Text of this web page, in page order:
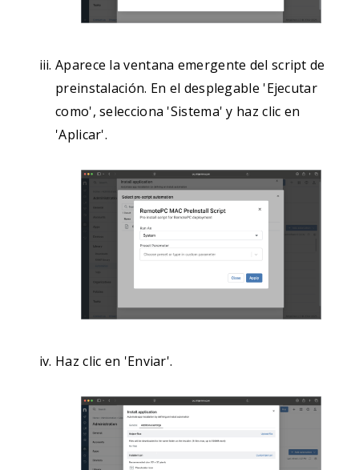
Aparece la ventana emergente del script de
preinstalación. En el desplegable 'Ejecutar
como', selecciona 'Sistema' y haz clic en
'Aplicar'.
Haz clic en 'Enviar'.